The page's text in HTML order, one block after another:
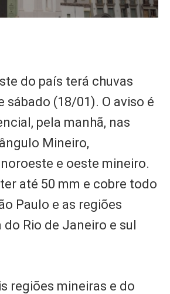
do país terá chuvas
sábado (18/01). O aviso é
pela manhã, nas
Mineiro,
e oeste mineiro.
até 50 mm e cobre todo
Paulo e as regiões
Rio de Janeiro e sul
regiões mineiras e do